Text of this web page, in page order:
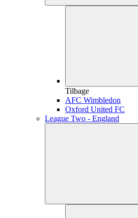
Tilbage
AFC Wimbledon
Oxford United FC
League Two - England